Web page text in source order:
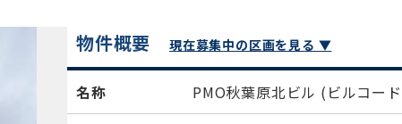
物件概要 現在募集中の区画を見る ▼
名称 PMO秋葉原北ビル (ビルコー